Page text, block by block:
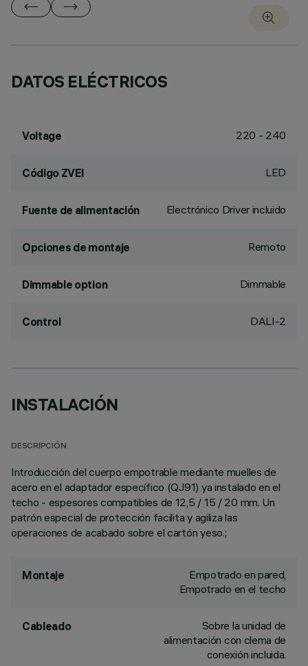
DATOS ELÉCTRICOS
Voltage 220 - 240
Código ZVEI LED
Fuente de alimentación Electrónico Driver incluido
Opciones de montaje Remoto
Dimmable option Dimmable
Control DALI-2
INSTALACIÓN
DESCRIPCIÓN
Introducción del cuerpo empotrable mediante muelles de
acero en el adaptador específico (QJ91) ya instalado en el
techo - espesores compatibles de 12,5 / 15 / 20 mm. Un
patrón especial de protección facilita y agiliza las
operaciones de acabado sobre el cartón yeso.;
Montaje
Empotrado en pared,
Empotrado en el techo
Cableado
Sobre la unidad de
alimentación con clema de
conexión incluida.